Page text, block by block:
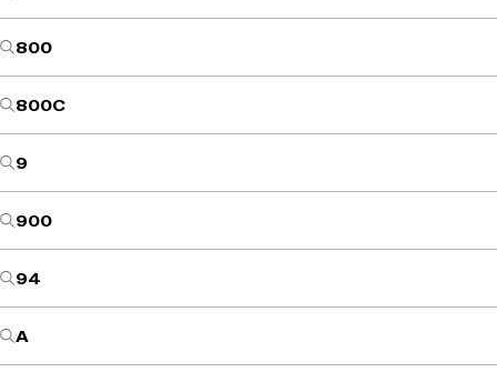
800
800C
9
900
94
A